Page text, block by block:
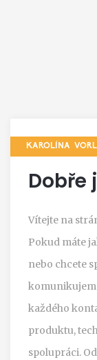
KAROLÍNA
Dobře
Vítejte na
Pokud máte
nebo chcete
každého
produktu,
spolupráci.